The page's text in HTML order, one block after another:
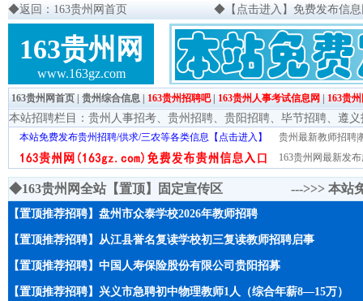
◆返回：163贵州网首页 ◆ 【点击进入】免费发布信
163贵州网
www.163gz.com
163贵州网首页 贵州综合信息 163贵州招聘吧| 163贵州人事考试信息网 163贵
本站招聘栏目： 贵州人事招考、 贵州招聘、 贵阳招聘、 毕节招聘、 遵义
本站免费发布贵州招聘/供求/三农等各类信息【点击进入】
贵州最新教师招聘|
163贵州网最新发
◆163贵州网全站【置顶】固定宣传区 --->>> 本站
【置顶推荐招聘】盘州市众泰学校2026年教师招聘
【置顶推荐招聘】从江县誉名复读学校初三复读教师招聘启事
【置顶推荐招聘】中国人寿保险股份有限公司贵阳招募
【置顶推荐招聘】兴义市急聘初中物理教师1人（综合年薪8—15万）